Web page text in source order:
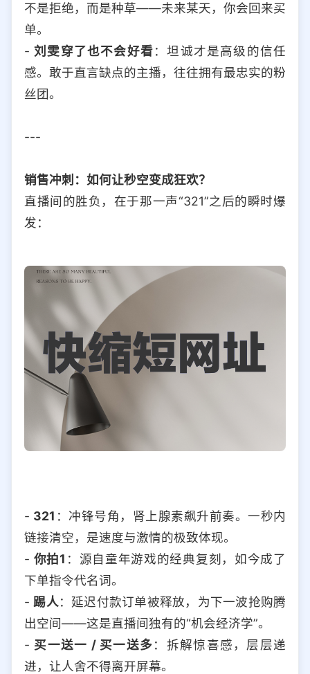
不是拒绝，而是种草——未来某天，你会回来买
单。
-刘雯穿了也不会好看：坦诚才是高级的信任
感。敢于直言缺点的主播，往往拥有最忠实的粉
丝团。
---
销售冲刺：如何让秒空变成狂欢？
直播间的胜负，在于那一声“321”之后的瞬时爆
发：
- 321 ：冲锋号角，肾上腺素飙升前奏。一秒内
链接清空，是速度与激情的极致体现。
- 你拍1 ：源自童年游戏的经典复刻，如今成了
下单指令代名词。
- 踢人：延迟付款订单被释放，为下一波抢购腾
出空间——这是直播间独有的“机会经济学”。
- 买一送一 / 买一送多：拆解惊喜感，层层递
进，让人舍不得离开屏幕。